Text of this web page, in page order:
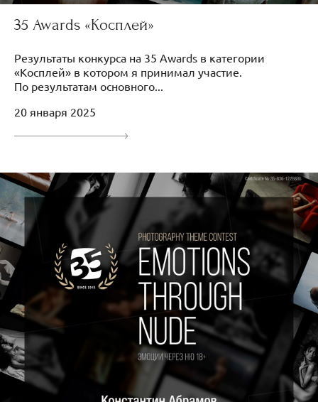
35 Awards «Косплей»
Результаты конкурса на 35 Awards в категории
«Косплей» в котором я принимал участие.
По результатам основного...
20 января 2025